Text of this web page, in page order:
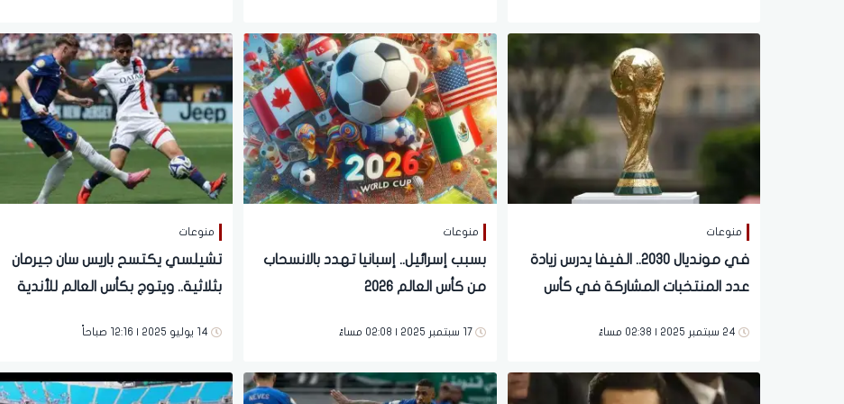
منوعات
في مونديال 2030.. الفيفا يدرس زيادة
عدد المنتخبات المشاركة في كأس
24 سبتمبر 2025 | 02:38 مساءً
منوعات
بسبب إسرائيل.. إسبانيا تهدد بالانسحاب
من كأس العالم 2026
17 سبتمبر 2025 | 02:08 مساءً
منوعات
تشيلسي يكتسح باريس سان جيرمان
بثلاثية.. ويتوج بكأس العالم للأندية
14 يوليو 2025 | 12:16 صباحاً